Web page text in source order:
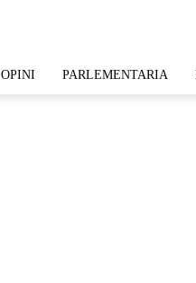
OPINI PARLEMENTARIA